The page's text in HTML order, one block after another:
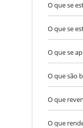
O que se
O que se
O que se
O que são
O que
O que